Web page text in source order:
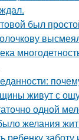
был
живут с
одной
желания